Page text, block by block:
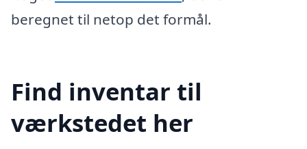
beregnet til netop det formål.
Find inventar til
værkstedet her